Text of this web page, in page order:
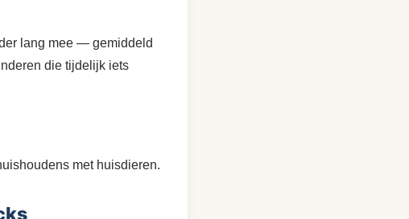
lang mee — gemiddeld
die tijdelijk iets
met huisdieren.